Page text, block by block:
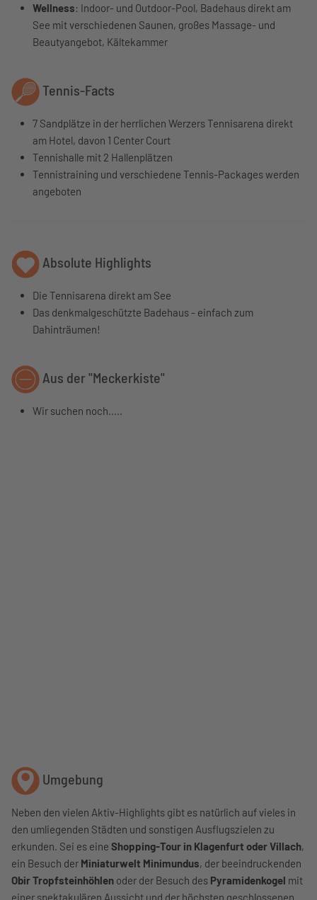
Wellness: Indoor- und Outdoor-Pool, Badehaus direkt am
See mit verschiedenen Saunen, großes Massage- und
Beautyangebot, Kältekammer
Tennis-Facts
7 Sandplätze in der herrlichen Werzers Tennisarena direkt
am Hotel, davon 1 Center Court
Tennishalle mit 2 Hallenplätzen
Tennistraining und verschiedene Tennis-Packages werden
angeboten
Absolute Highlights
Die Tennisarena direkt am See
Das denkmalgeschützte Badehaus - einfach zum
Dahinträumen!
Aus der "Meckerkiste"
Wir suchen noch.....
Umgebung
Neben den vielen Aktiv-Highlights gibt es natürlich auf vieles in
den umliegenden Städten und sonstigen Ausflugszielen zu
erkunden. Sei es eine Shopping-Tour in Klagenfurt oder Villach,
ein Besuch der Miniaturwelt Minimundus, der beeindruckenden
Obir Tropfsteinhöhlen oder der Besuch des Pyramidenkogel mit
einer spektakulären Aussicht und der höchsten geschlossenen